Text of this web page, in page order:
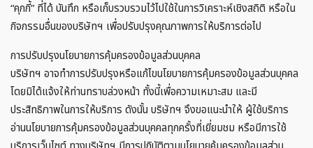
“คุกกี้” ที่ได้ บันทึก หรือเก็บรวบรวมไว้ไปใช้ในการวิเคราะห์เชิงสถิติ หรือใน
กิจกรรมอื่นของบริษัทฯ เพื่อปรับปรุงคุณภาพการให้บริการต่อไป
การปรับปรุงนโยบายการคุ้มครองข้อมูลส่วนบุคคล
บริษัทฯ อาจทำการปรับปรุงหรือแก้ไขนโยบายการคุ้มครองข้อมูลส่วนบุคคล
โดยมิได้แจ้งให้ท่านทราบล่วงหน้า ทั้งนี้เพื่อความเหมาะสม และมี
ประสิทธิภาพในการให้บริการ ดังนั้น บริษัทฯ จึงขอแนะนำให้ ผู้ใช้บริการ
อ่านนโยบายการคุ้มครองข้อมูลส่วนบุคคลทุกครั้งที่เยี่ยมชม หรือมีการใช้